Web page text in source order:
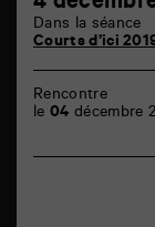
Poitiers
Dans la séance
Courts d’ici
Rencontre
le 04 décembre